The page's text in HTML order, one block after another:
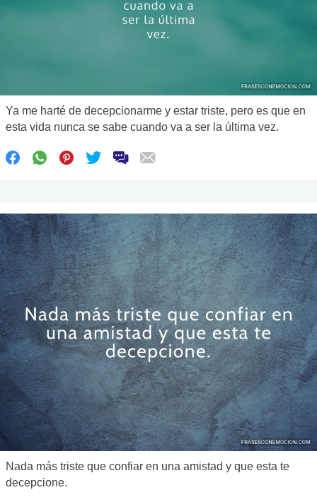
Ya me harté de decepcionarme y estar triste, pero es que en
esta vida nunca se sabe cuando va a ser la última vez.
Nada más triste que confiar en una amistad y que esta te
decepcione.